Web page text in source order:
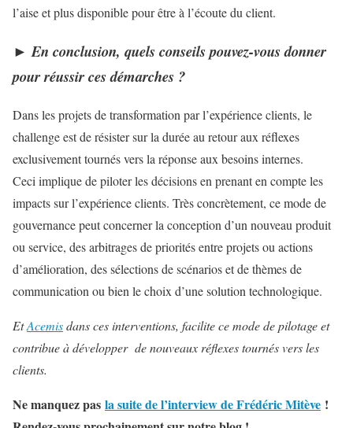
l’aise et plus disponible pour être à l’écoute du client.
► En conclusion, quels conseils pouvez-vous donner
pour réussir ces démarches ?
Dans les projets de transformation par l’expérience clients, le
challenge est de résister sur la durée au retour aux réflexes
exclusivement tournés vers la réponse aux besoins internes.
Ceci implique de piloter les décisions en prenant en compte les
impacts sur l’expérience clients. Très concrètement, ce mode de
gouvernance peut concerner la conception d’un nouveau produit
ou service, des arbitrages de priorités entre projets ou actions
d’amélioration, des sélections de scénarios et de thèmes de
communication ou bien le choix d’une solution technologique.
EtAcemisdans ces interventions, facilite ce mode de pilotage et
contribue à développer de nouveaux réflexes tournés vers les
clients.
Ne manquez pas la suite de l’interview de Frédéric Mitève !